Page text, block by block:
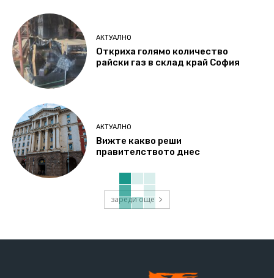
АКТУАЛНО
Откриха голямо количество
райски газ в склад край София
АКТУАЛНО
Вижте какво реши
правителството днес
зареди още